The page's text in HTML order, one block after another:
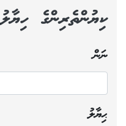
ކިޔުންތެރިންގެ ހިޔާލު
ނަން
ޙިޔާލު